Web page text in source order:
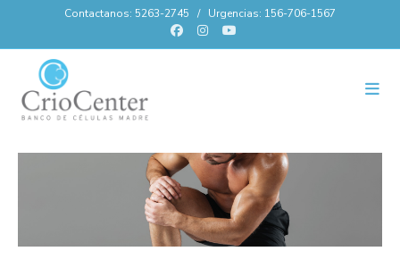
Contactanos: 5263-2745 / Urgencias: 156-706-1567